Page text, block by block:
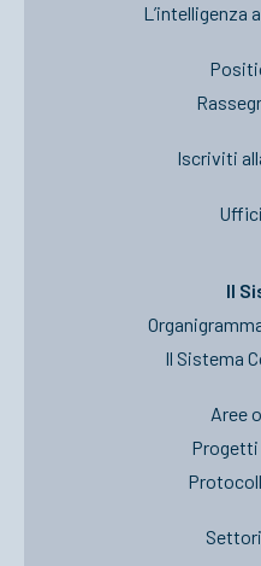
L’intelligenza
Iscriviti
Il
Il Sistema
Aree
Progetti